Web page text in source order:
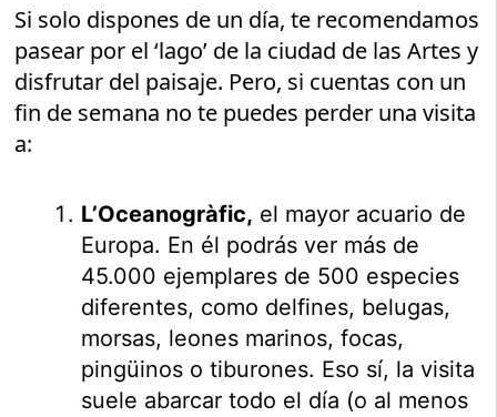
Si solo dispones de un día, te recomendamos
pasear por el ‘lago’ de la ciudad de las Artes y
disfrutar del paisaje. Pero, si cuentas con un
fin de semana no te puedes perder una visita
a:
L’Oceanogràfic, el mayor acuario de
Europa. En él podrás ver más de
45.000 ejemplares de 500 especies
diferentes, como delfines, belugas,
morsas, leones marinos, focas,
pingüinos o tiburones. Eso sí, la visita
suele abarcar todo el día (o al menos